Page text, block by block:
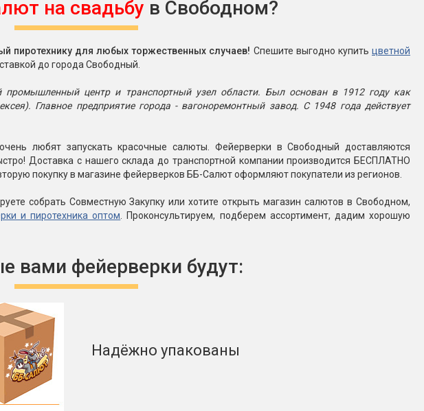
на свадьбу в Свободном?
пиротехнику для любых торжественных случаев! Спешите выгодно купитьцветной
до города Свободный.
промышленный центр и транспортный узел области. Был основан в 1912 году как
Главное предприятие города - вагоноремонтный завод. С 1948 года действует
любят запускать красочные салюты. Фейерверки в Свободный доставляются
Доставка с нашего склада до транспортной компании производится БЕСПЛАТНО
покупку в магазине фейерверков ББ-Салют оформляют покупатели из регионов.
собрать Совместную Закупку или хотите открыть магазин салютов в Свободном,
и пиротехника оптом . Проконсультируем, подберем ассортимент, дадим хорошую
вами фейерверки будут:
Надёжно упакованы